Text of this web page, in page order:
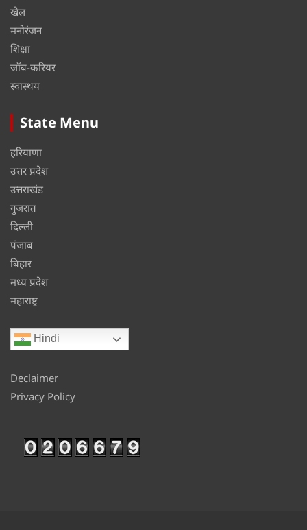
खेल
मनोरंजन
शिक्षा
जॉब-करियर
स्वास्थय
State Menu
हरियाणा
उत्तर प्रदेश
उत्तराखंड
गुजरात
दिल्ली
पंजाब
बिहार
मध्य प्रदेश
महाराष्ट्र
Hindi
Declaimer
Privacy Policy